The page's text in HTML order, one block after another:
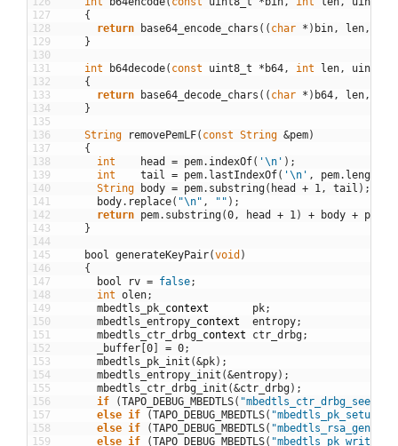
127
128
129
130
131
132
133
134
135
136
137
138
139
140
141
142
143
144
145
146
147
148
149
150
151
152
153
154
155
156
157
158
159
{
return
base64_encode_chars ( ( char * ) bin , len ,
}
int b64decode( const uint8_t * b64 , int len ,
uint8_t
{
return
base64_decode_chars ( ( char * ) b64 , len ,
}
String removePemLF( const String &pem)
{
int
head = pem. indexOf( '\n' ) ;
int
tail = pem. lastIndexOf( '\n' , pem. length
String
body = pem. substring( head + 1 , tail ) ;
body. replace( "\n" , "" ) ;
return pem. substring(0 , head + 1 ) + body + pem
}
bool generateKeyPair(void )
{
bool
rv = false;
int olen;
mbedtls_pk context pk;
mbedtls_entropy context entropy;
mbedtls_ctr_drbg context ctr_drbg;
_buffer [0] = 0;
mbedtls_pk_init (&pk) ;
mbedtls_entropy_init (&entropy) ;
mbedtls_ctr_drbg_init (&ctr_drbg) ;
if
(TAPO_DEBUG_MBEDTLS( "mbedtls_ctr_drbg_seed()"
else if (TAPO_DEBUG_MBEDTLS( "mbedtls_pk_setup()"
else if (TAPO_DEBUG_MBEDTLS(
else if (TAPO_DEBUG_MBEDTLS(